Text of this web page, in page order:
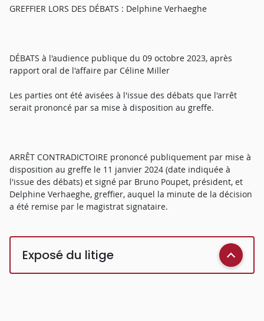
GREFFIER LORS DES DÉBATS : Delphine Verhaeghe
DÉBATS à l'audience publique du 09 octobre 2023, après
rapport oral de l'affaire par Céline Miller
Les parties ont été avisées à l'issue des débats que l'arrêt
serait prononcé par sa mise à disposition au greffe.
ARRÊT CONTRADICTOIRE prononcé publiquement par mise à
disposition au greffe le 11 janvier 2024 (date indiquée à
l'issue des débats) et signé par Bruno Poupet, président, et
Delphine Verhaeghe, greffier, auquel la minute de la décision
a été remise par le magistrat signataire.
Exposé du litige